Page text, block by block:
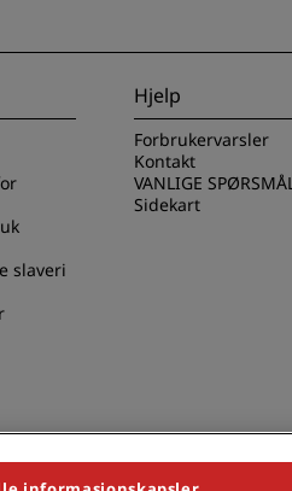
slaveri
Hjelp
Forbrukervarsler
Kontakt
VANLIGE SPØRSMÅL
Sidekart